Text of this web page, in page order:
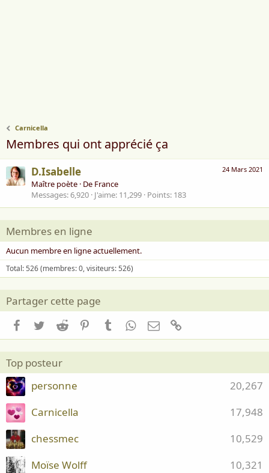
Carnicella
Membres qui ont apprécié ça
24 Mars 2021
D.Isabelle
Maître poète · De France
Messages 6,920 J'aime 11,299 Points 183
Membres en ligne
Aucun membre en ligne actuellement.
Total: 526 (membres: 0, visiteurs: 526)
Partager cette page
Facebook
TwitterReddit PinterestTumblrWhatsApp
Email
Top posteur
20,267
personne
17,948
Carnicella
10,529
chessmec
10,321
Moïse Wolff